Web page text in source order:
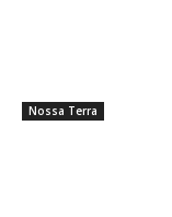
Nossa Terra